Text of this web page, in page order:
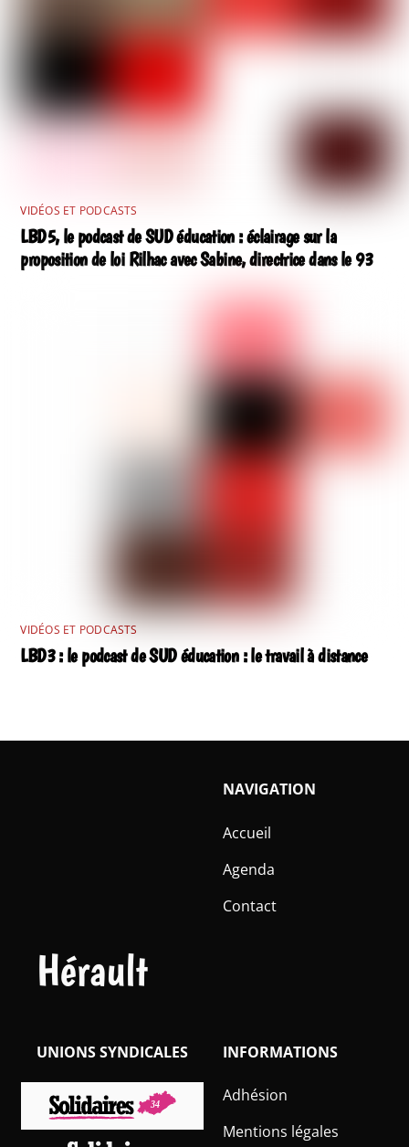
VIDÉOS ET PODCASTS
LBD5, le podcast de SUD éducation : éclairage sur la
proposition de loi Rilhac avec Sabine, directrice dans le 93
VIDÉOS ET PODCASTS
LBD3 : le podcast de SUD éducation : le travail à distance
Hérault
NAVIGATION
Accueil
Agenda
Contact
INFORMATIONS
Adhésion
Mentions légales
UNIONS SYNDICALES